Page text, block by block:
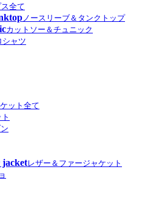
ス全て
ノースリーブ＆タンクトップ
カットソー＆チュニック
シャツ
ット全て
レザー＆ファージャケット